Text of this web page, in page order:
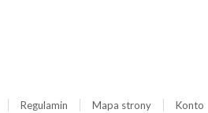
Regulamin Mapa strony Konto